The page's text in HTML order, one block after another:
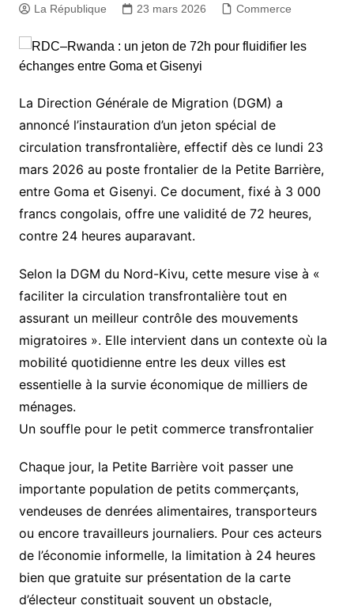
La République 23 mars 2026 Commerce
La Direction Générale de Migration (DGM) a
annoncé l’instauration d’un jeton spécial de
circulation transfrontalière, effectif dès ce lundi 23
mars 2026 au poste frontalier de la Petite Barrière,
entre Goma et Gisenyi. Ce document, fixé à 3 000
francs congolais, offre une validité de 72 heures,
contre 24 heures auparavant.
Selon la DGM du Nord-Kivu, cette mesure vise à «
faciliter la circulation transfrontalière tout en
assurant un meilleur contrôle des mouvements
migratoires ». Elle intervient dans un contexte où la
mobilité quotidienne entre les deux villes est
essentielle à la survie économique de milliers de
ménages.
Un souffle pour le petit commerce transfrontalier
Chaque jour, la Petite Barrière voit passer une
importante population de petits commerçants,
vendeuses de denrées alimentaires, transporteurs
ou encore travailleurs journaliers. Pour ces acteurs
de l’économie informelle, la limitation à 24 heures
bien que gratuite sur présentation de la carte
d’électeur constituait souvent un obstacle,